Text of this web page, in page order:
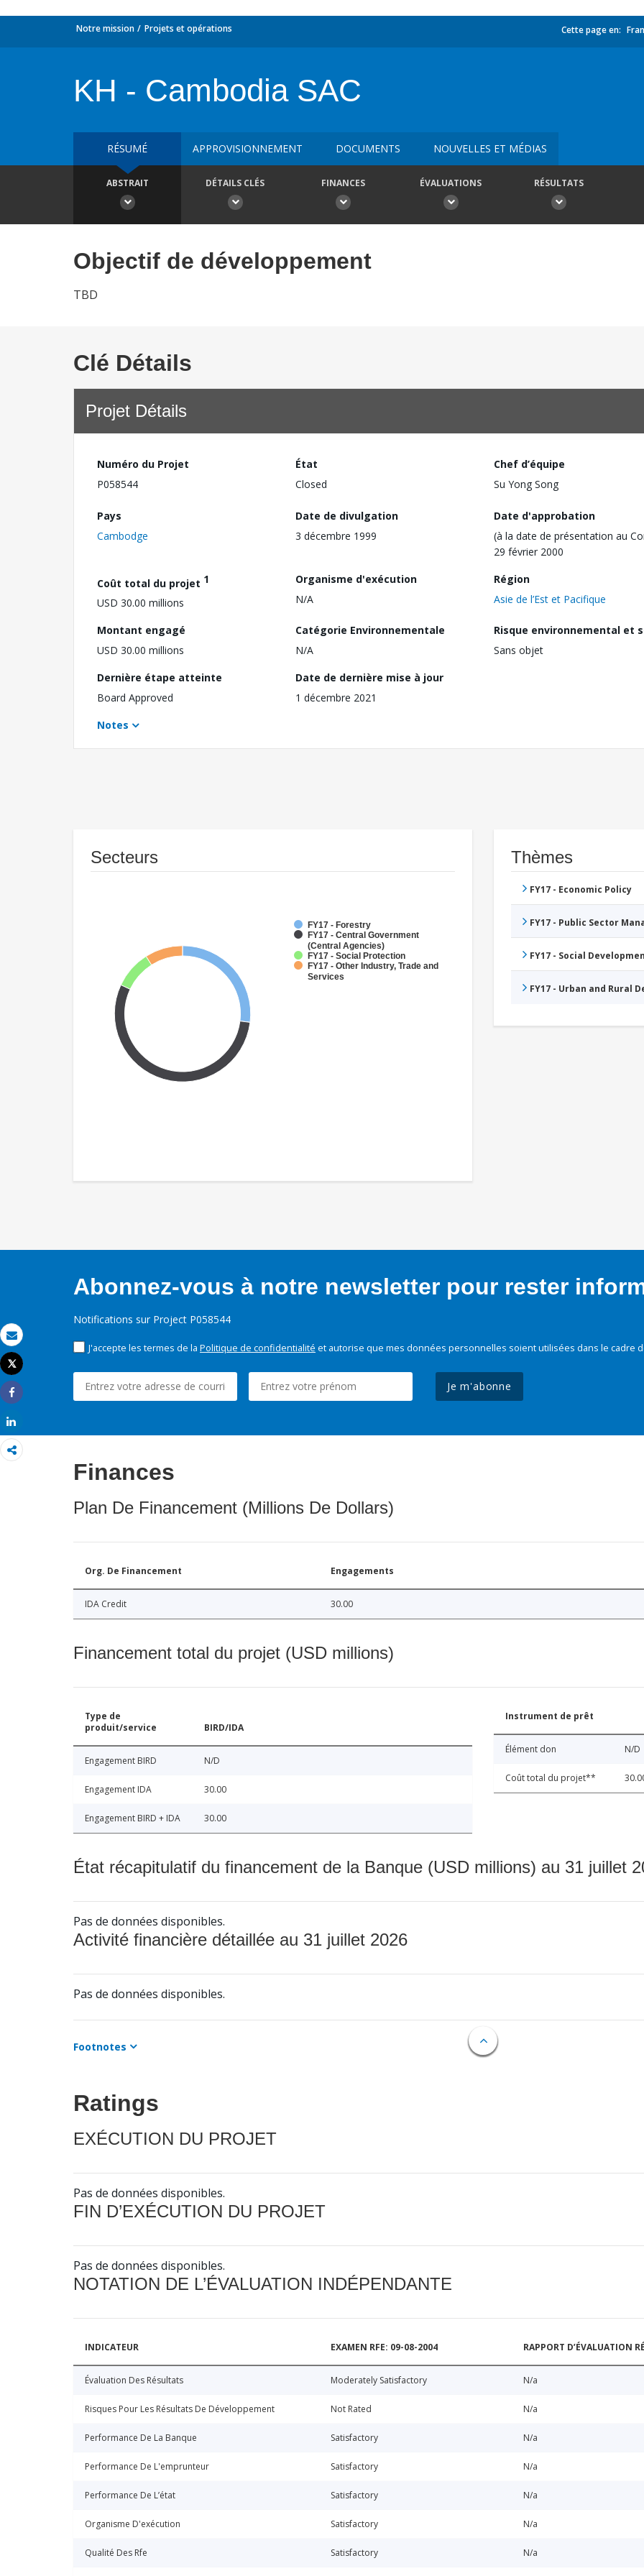
Email
Imprimer
Tweet
Share
Notre mission Projets et opérations Cette page en:
KH - Cambodia SAC
RÉSUMÉ APPROVISIONNEMENT DOCUMENTS NOUVELLES ET MÉDIAS
ABSTRAIT DÉTAILS CLÉS FINANCES ÉVALUATIONS RÉSULTATS
Objectif de développement
TBD
Clé Détails
Projet Détails
Numéro du Projet
P058544
État
Closed
Chef d’équipe
Su Yong Song
Pays
Cambodge
Date de divulgation
3 décembre 1999
Date d'approbation
(à la date de présentation au
29 février 2000
Coût total du projet 1
USD 30.00 millions
Organisme d'exécution
N/A
Région
Asie de l’Est et Pacifique
Montant engagé
USD 30.00 millions
Catégorie Environnementale
N/A
Risque environnemental et
Sans objet
Dernière étape atteinte
Board Approved
Date de dernière mise à jour
1 décembre 2021
Notes
Secteurs
FY17 - Forestry
FY17 - Central Government
(Central Agencies)
FY17 - Social Protection
FY17 - Other Industry, Trade and
Services
Thèmes
FY17 - Economic Policy
FY17 - Public Sector
FY17 - Social
FY17 - Urban and Rural
Abonnez-vous à notre newsletter pour rester
Notifications sur Project P058544
J'accepte les termes de la Politique de confidentialité et autorise que mes données personnelles soient utilisées dans le cadre
Je m'abonne
Finances
Plan De Financement (Millions De Dollars)
Org. De Financement Engagements
IDA Credit 30.00
Financement total du projet (USD millions)
Type de
produit/service
BIRD/IDA
Engagement BIRD N/D
Engagement IDA 30.00
Engagement BIRD + IDA 30.00
Instrument de prêt
Élément don N/D
Coût total du projet**
État récapitulatif du financement de la Banque (USD millions) au 31 juillet
Pas de données disponibles.
Activité financière détaillée au 31 juillet 2026
Pas de données disponibles.
Footnotes
Ratings
EXÉCUTION DU PROJET
Pas de données disponibles.
FIN D’EXÉCUTION DU PROJET
Pas de données disponibles.
NOTATION DE L’ÉVALUATION INDÉPENDANTE
INDICATEUR EXAMEN RFE: 09-08-2004 RAPPORT D’ÉVALUATION
Évaluation Des Résultats Moderately Satisfactory N/a
Risques Pour Les Résultats De Développement Not Rated N/a
Performance De La Banque Satisfactory N/a
Performance De L'emprunteur Satisfactory N/a
Performance De L’état Satisfactory N/a
Organisme D'exécution Satisfactory N/a
Qualité Des Rfe Satisfactory N/a